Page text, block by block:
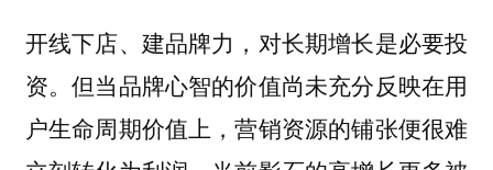
开线下店、建品牌力，对长期增长是必要投
资。但当品牌心智的价值尚未充分反映在用
户生命周期价值上，营销资源的铺张便很难